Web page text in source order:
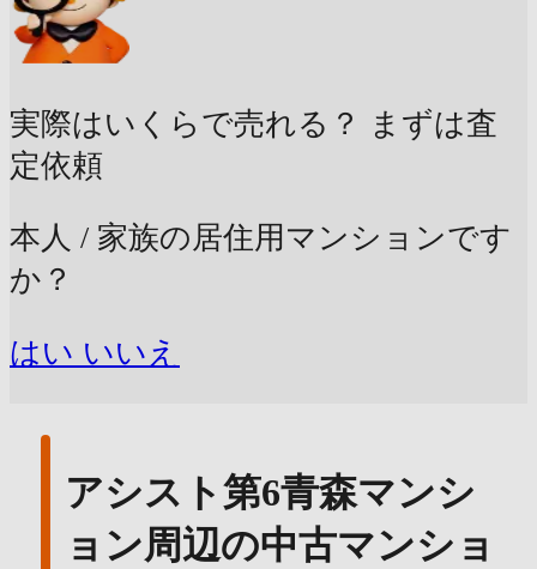
実際はいくらで売れる？
まずは査
定依頼
本人 / 家族の居住用マンションです
か？
はい いいえ
アシスト第6青森マンシ
ョン周辺の中古マンショ